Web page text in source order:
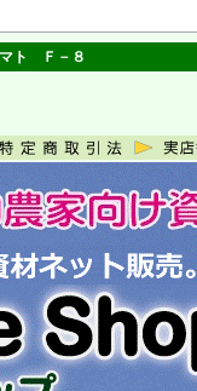
ト Ｆ－８